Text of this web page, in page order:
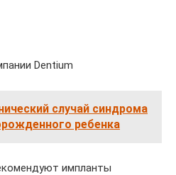
Dentium
случай синдрома
ребенка
импланты